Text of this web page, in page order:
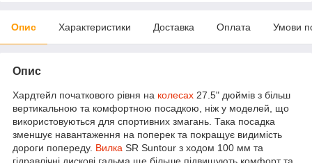
Опис Характеристики Доставка Оплата Умови
Опис
Хардтейл початкового рівня на колесах 27.5" дюймів з більш
вертикальною та комфортною посадкою, ніж у моделей, що
використовуються для спортивних змагань. Така посадка
зменшує навантаження на поперек та покращує видимість
дороги попереду. Вилка SR Suntour з ходом 100 мм та
гідравлічні дискові гальма ще більше підвищують комфорт та